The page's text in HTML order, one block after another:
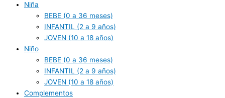
Niña
BEBE (0 a 36 meses)
INFANTIL (2 a 9 años)
JOVEN (10 a 18 años)
Niño
BEBE (0 a 36 meses)
INFANTIL (2 a 9 años)
JOVEN (10 a 18 años)
Complementos